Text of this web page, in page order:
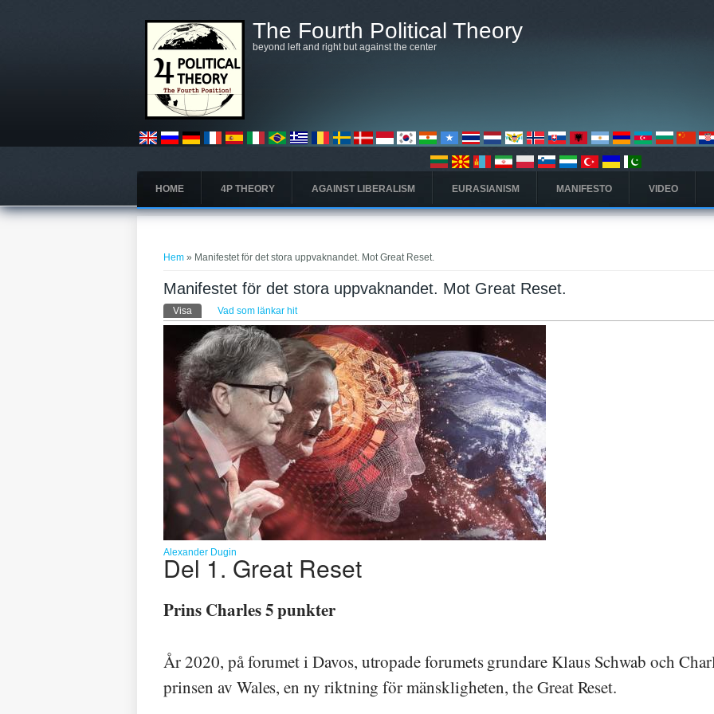
The Fourth Political Theory
beyond left and right but against the center
HOME 4P THEORY AGAINST LIBERALISM EURASIANISM MANIFESTO VIDEO
Hem » Manifestet för det stora uppvaknandet. Mot Great Reset.
Manifestet för det stora uppvaknandet. Mot Great Reset.
Primära flikar
Visa (aktiv flik)Vad som länkar hit
Alexander Dugin
Del 1. Great Reset
Prins Charles 5 punkter
År 2020, på forumet i Davos, utropade forumets grundare Klaus Schwab och
prinsen av Wales, en ny riktning för mänskligheten, the Great Reset.